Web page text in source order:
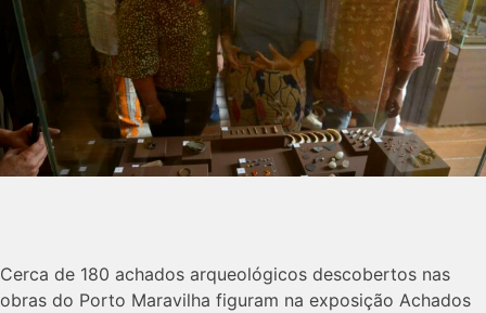
Cerca de 180 achados arqueológicos descobertos nas
obras do Porto Maravilha figuram na exposição Achados